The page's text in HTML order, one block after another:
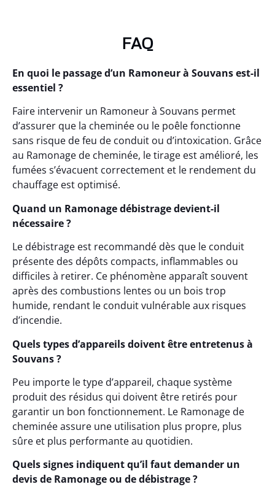
FAQ
En quoi le passage d’un Ramoneur à Souvans est-il
essentiel ?
Faire intervenir un Ramoneur à Souvans permet
d’assurer que la cheminée ou le poêle fonctionne
sans risque de feu de conduit ou d’intoxication. Grâce
au Ramonage de cheminée, le tirage est amélioré, les
fumées s’évacuent correctement et le rendement du
chauffage est optimisé.
Quand un Ramonage débistrage devient-il
nécessaire ?
Le débistrage est recommandé dès que le conduit
présente des dépôts compacts, inflammables ou
difficiles à retirer. Ce phénomène apparaît souvent
après des combustions lentes ou un bois trop
humide, rendant le conduit vulnérable aux risques
d’incendie.
Quels types d’appareils doivent être entretenus à
Souvans ?
Peu importe le type d’appareil, chaque système
produit des résidus qui doivent être retirés pour
garantir un bon fonctionnement. Le Ramonage de
cheminée assure une utilisation plus propre, plus
sûre et plus performante au quotidien.
Quels signes indiquent qu’il faut demander un
devis de Ramonage ou de débistrage ?